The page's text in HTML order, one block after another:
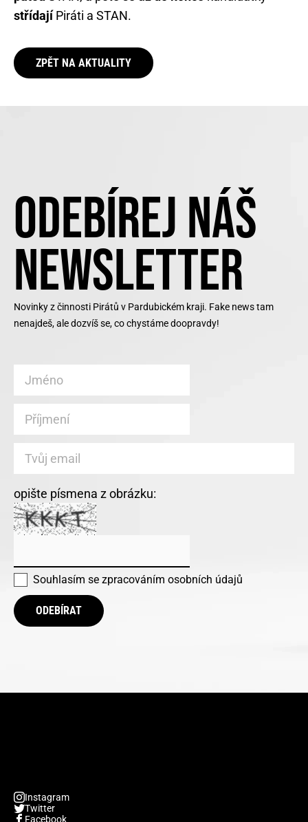
střídajíPiráti a STAN.
ZPĚT NA AKTUALITY
ODEBÍREJ NÁŠ
NEWSLETTER
Novinky z činnosti Pirátů v Pardubickém kraji. Fake news tam
nenajdeš, ale dozvíš se, co chystáme doopravdy!
opište písmena z obrázku:
Souhlasím se zpracováním osobních údajů
ODEBÍRAT
Instagram
Twitter
Facebook